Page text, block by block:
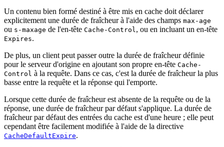
Un contenu bien formé destiné à être mis en cache doit déclarer
explicitement une durée de fraîcheur à l'aide des champs max-age
ou s-maxage de l'en-tête Cache-Control , ou en incluant un en-tête
Expires.
De plus, un client peut passer outre la durée de fraîcheur définie
pour le serveur d'origine en ajoutant son propre en-tête Cache-
Control à la requête. Dans ce cas, c'est la durée de fraîcheur la plus
basse entre la requête et la réponse qui l'emporte.
Lorsque cette durée de fraîcheur est absente de la requête ou de la
réponse, une durée de fraîcheur par défaut s'applique. La durée de
fraîcheur par défaut des entrées du cache est d'une heure ; elle peut
cependant être facilement modifiée à l'aide de la directive
CacheDefaultExpire.